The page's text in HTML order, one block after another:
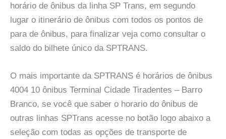
horário de ônibus da linha SP Trans, em segundo
lugar o itinerário de ônibus com todos os pontos de
para de ônibus, para finalizar veja como consultar o
saldo do bilhete único da SPTRANS.
O mais importante da SPTRANS é horários de ônibus
4004 10 ônibus Terminal Cidade Tiradentes – Barro
Branco, se você que saber o horario do ônibus de
outras linhas SPTrans acesse no botão logo abaixo a
seleção com todas as opções de transporte de